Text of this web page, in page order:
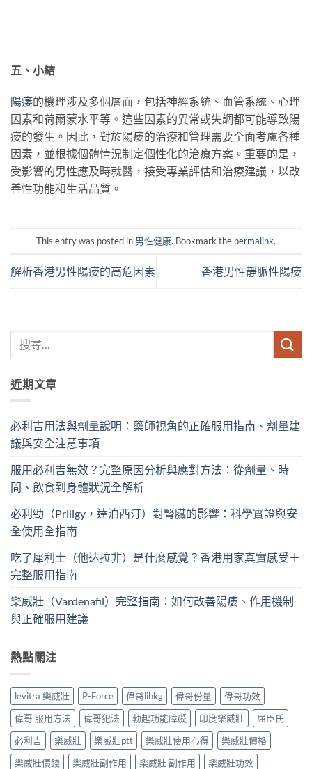
五、小結
陽痿的機理涉及多個層面，包括神經系統、血管系統、心理
因素和荷爾蒙水平等。這些因素的異常或失調都可能導致陽
痿的發生。因此，對於陽痿的治療和管理需要全面考慮各種
因素，並根據個體情況制定個性化的治療方案。重要的是，
受影響的男性應及時就醫，接受專業評估和治療建議，以改
善性功能和生活品質。
This entry was posted in 男性健康. Bookmark the permalink.
解析香港男性陽痿的高危因素 香港男性靜脈性陽痿
近期文章
必利吉用法與劑量說明：藥師視角的正確服用指南、劑量建
議與安全注意事項
服用必利吉無效？完整原因分析與應對方法：從劑量、時
間、飲食到身體狀況全解析
必利勁（Priligy，達泊西汀）對腎臟的影響：科學實證與安
全使用全指南
吃了犀利士（他达拉非）是什麼感覺？香港用家真實感受＋
完整服用指南
樂威壯（Vardenafil）完整指南：如何改善陽痿、作用機制
與正確服用建議
熱點關注
levitra 樂威壯 P-Force 偉哥lihkg 偉哥份量
偉哥功效
偉哥 服用方法
偉哥犯法 勃起功能障礙 印度樂威壯
屈臣氏
必利吉
樂威壯 樂威壯ptt 樂威壯使用心得
樂威壯價格
樂威壯價錢
樂威壯副作用 樂威壯 副作用 樂威壯功效